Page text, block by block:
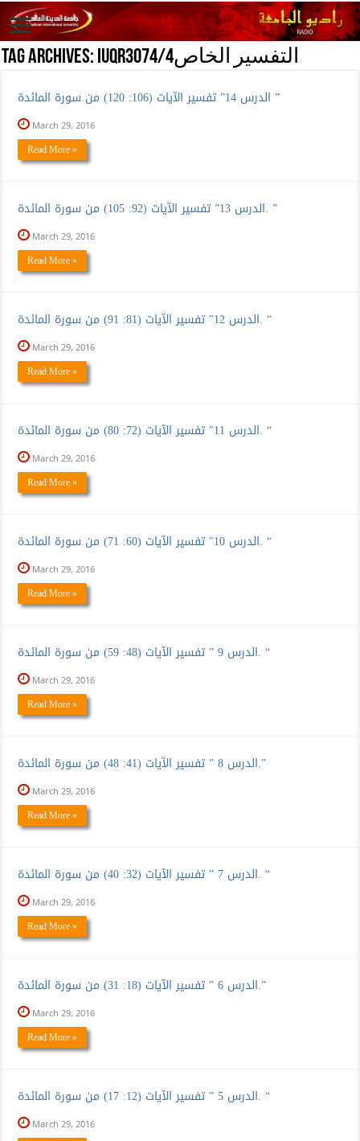
Tag Archives:
IUQR3074/التفسير الخاص4
الدرس 14” تفسير الآيات (106: 120) من سورة المائدة ”
March 29, 2016
Read More »
الدرس 13” تفسير الآيات (92: 105) من سورة المائدة. ”
March 29, 2016
Read More »
الدرس 12″ تفسير الآيات (81: 91) من سورة المائدة. “
March 29, 2016
Read More »
الدرس 11″ تفسير الآيات (72: 80) من سورة المائدة. “
March 29, 2016
Read More »
الدرس 10″ تفسير الآيات (60: 71) من سورة المائدة. “
March 29, 2016
Read More »
الدرس 9 ” تفسير الآيات (48: 59) من سورة المائدة. “
March 29, 2016
Read More »
الدرس 8 ” تفسير الآيات (41: 48) من سورة المائدة.”
March 29, 2016
Read More »
الدرس 7 ” تفسير الآيات (32: 40) من سورة المائدة. “
March 29, 2016
Read More »
الدرس 6 ” تفسير الآيات (18: 31) من سورة المائدة.”
March 29, 2016
Read More »
الدرس 5 ” تفسير الآيات (12: 17) من سورة المائدة. “
March 29, 2016